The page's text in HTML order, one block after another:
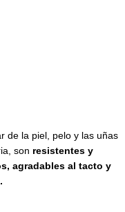
de la piel, pelo y las uñas
son resistentes y
agradables al tacto y